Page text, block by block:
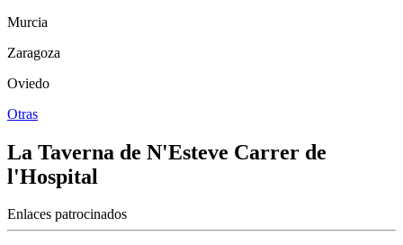
Murcia
Zaragoza
Oviedo
Otras
La Taverna de N'Esteve Carrer de
l'Hospital
Enlaces patrocinados